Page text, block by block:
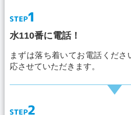
水110番に電話！
まずは落ち着いてお電話くだ
応させていただきます。